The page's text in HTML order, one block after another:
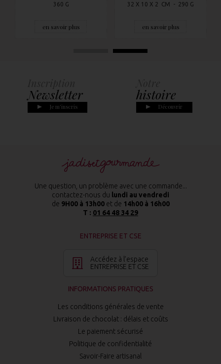
360 G
en savoir plus
32 X 10 X 2 CM - 290 G
en savoir plus
Newsletter
Je m'inscris
histoire
Découvrir
Une question, un problème avec une commande...
contactez-nous du lundi au vendredi
de 9H00 à 13h00et de 14h00 à 16h00
T : 01 64 48 34 29
ENTREPRISE ET CSE
Accédez à l’espace
ENTREPRISE ET CSE
INFORMATIONS PRATIQUES
Les conditions générales de vente
Livraison de chocolat : délais et coûts
Le paiement sécurisé
Politique de confidentialité
Savoir-Faire artisanal